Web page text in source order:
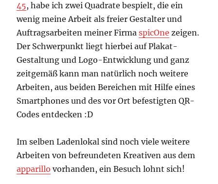
45, habe ich zwei Quadrate bespielt, die ein
wenig meine Arbeit als freier Gestalter und
Auftragsarbeiten meiner FirmaspicOne zeigen.
Der Schwerpunkt liegt hierbei auf Plakat-
Gestaltung und Logo-Entwicklung und ganz
zeitgemäß kann man natürlich noch weitere
Arbeiten, aus beiden Bereichen mit Hilfe eines
Smartphones und des vor Ort befestigten QR-
Codes entdecken :D
Im selben Ladenlokal sind noch viele weitere
Arbeiten von befreundeten Kreativen aus dem
apparillo vorhanden, ein Besuch lohnt sich!